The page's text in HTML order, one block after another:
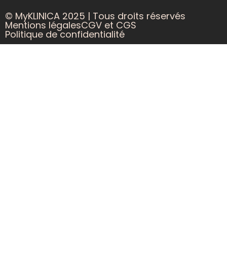
© MyKLINICA 2025 | Tous droits réservés
Mentions légalesCGV et CGS
Politique de confidentialité